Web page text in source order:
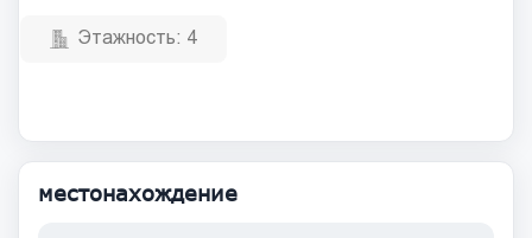
Этажность: 4
местонахождение